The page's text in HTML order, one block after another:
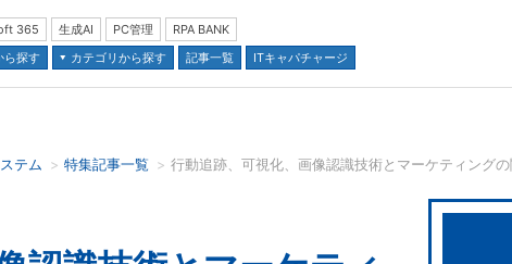
365 生成AI PC管理
RPA BANK
ら探す
カテゴリから探す 記事一覧 ITキャパチャージ
コン
並び順：
テム 特集記事一覧 行動追跡、可視化、画像認識技術とマーケティング